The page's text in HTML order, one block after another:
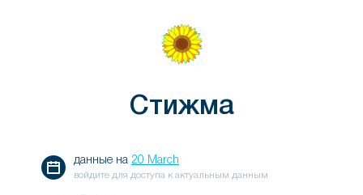
Стижма
данные на 20 March
войдите для доступа к актуальным данным